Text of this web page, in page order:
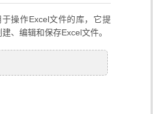
操作Excel文件的库，它提
、编辑和保存Excel文件。